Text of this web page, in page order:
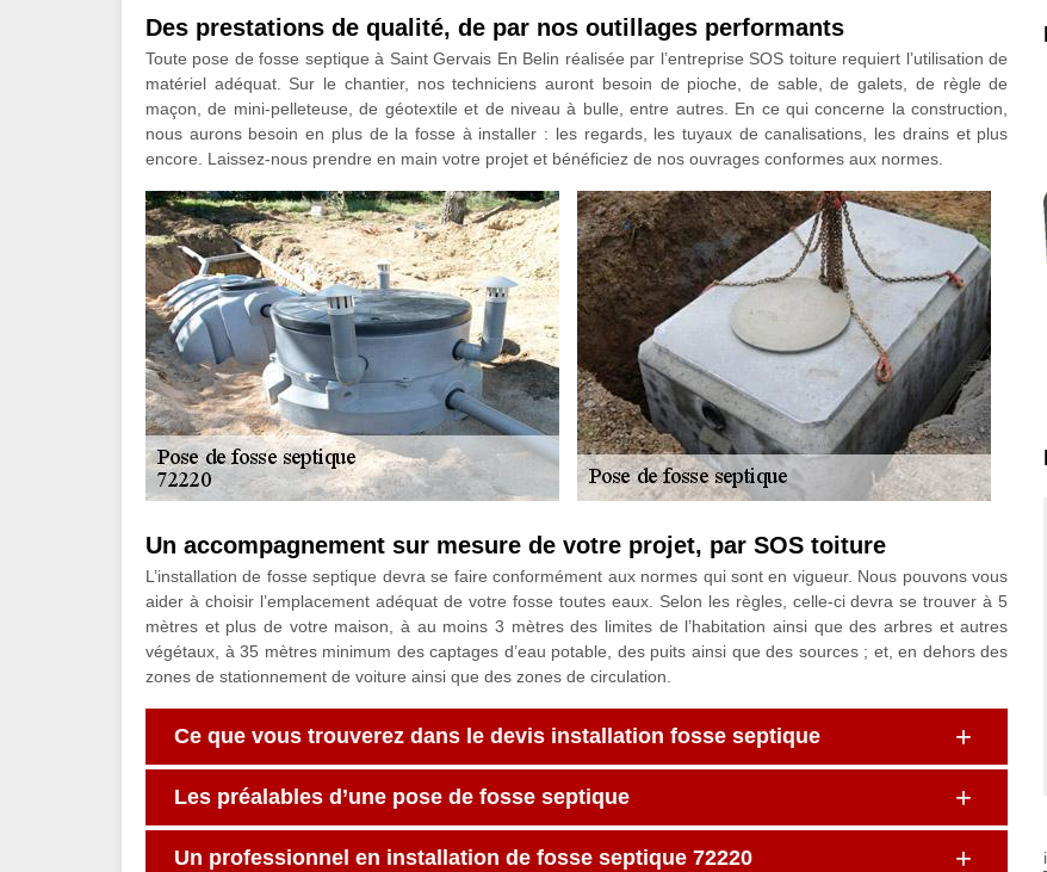
Des prestations de qualité, de par nos outillages performants
Toute pose de fosse septique à Saint Gervais En Belin réalisée par l’entreprise SOS toiture requiert l’utilisation de
matériel adéquat. Sur le chantier, nos techniciens auront besoin de pioche, de sable, de galets, de règle de
maçon, de mini-pelleteuse, de géotextile et de niveau à bulle, entre autres. En ce qui concerne la construction,
nous aurons besoin en plus de la fosse à installer : les regards, les tuyaux de canalisations, les drains et plus
encore. Laissez-nous prendre en main votre projet et bénéficiez de nos ouvrages conformes aux normes.
Un accompagnement sur mesure de votre projet, par SOS toiture
L’installation de fosse septique devra se faire conformément aux normes qui sont en vigueur. Nous pouvons vous
aider à choisir l’emplacement adéquat de votre fosse toutes eaux. Selon les règles, celle-ci devra se trouver à 5
mètres et plus de votre maison, à au moins 3 mètres des limites de l’habitation ainsi que des arbres et autres
végétaux, à 35 mètres minimum des captages d’eau potable, des puits ainsi que des sources ; et, en dehors des
zones de stationnement de voiture ainsi que des zones de circulation.
Ce que vous trouverez dans le devis installation fosse septique
Les préalables d’une pose de fosse septique
Un professionnel en installation de fosse septique 72220